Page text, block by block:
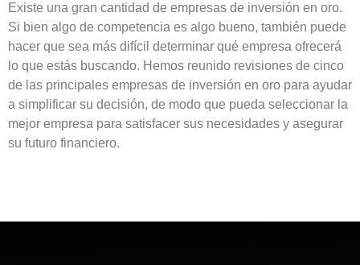
Existe una gran cantidad de empresas de inversión en oro.
Si bien algo de competencia es algo bueno, también puede
hacer que sea más difícil determinar qué empresa ofrecerá
lo que estás buscando. Hemos reunido revisiones de cinco
de las principales empresas de inversión en oro para ayudar
a simplificar su decisión, de modo que pueda seleccionar la
mejor empresa para satisfacer sus necesidades y asegurar
su futuro financiero.